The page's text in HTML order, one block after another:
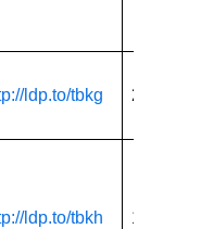
ldp.to/tbkg 24
ldp.to/tbkh 15